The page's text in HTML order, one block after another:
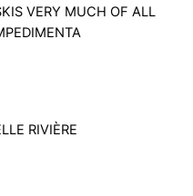
VERY MUCH OF ALL
RIVIÈRE